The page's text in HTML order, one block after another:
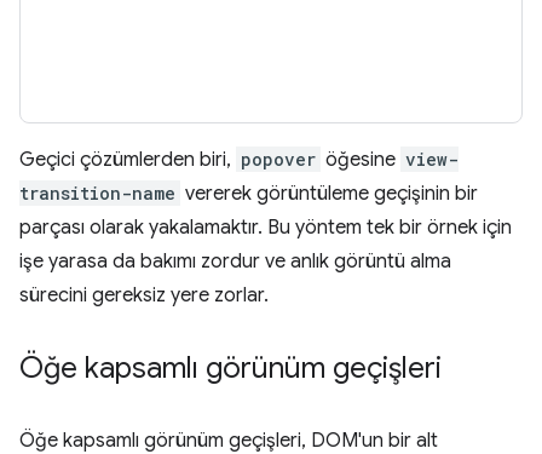
Geçici çözümlerden biri, popover öğesine view-
transition-name vererek görüntüleme geçişinin bir
parçası olarak yakalamaktır. Bu yöntem tek bir örnek için
işe yarasa da bakımı zordur ve anlık görüntü alma
sürecini gereksiz yere zorlar.
Öğe kapsamlı görünüm geçişleri
Öğe kapsamlı görünüm geçişleri, DOM'un bir alt